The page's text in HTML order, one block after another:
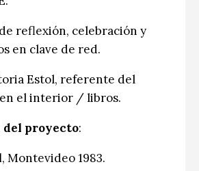
reflexión, celebración y
en clave de red.
Estol, referente del
en el interior / libros.
del proyecto:
, Montevideo 1983.